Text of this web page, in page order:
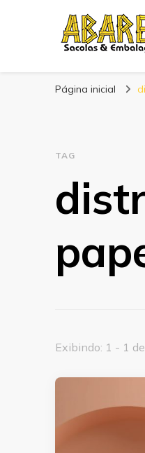
Página inicial
TAG
Exibindo: 1 - 1